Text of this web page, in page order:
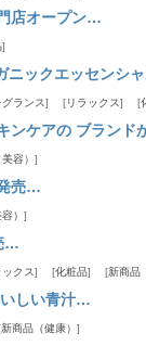
店オープン…
ニックエッセンシ
グランス リラックス
ンケアの ブランド
容）
売…
）
…
ックス 化粧品 新商品
いしい青汁…
新商品（健康）